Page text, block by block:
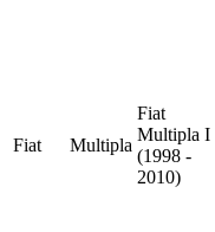
Fiat Multipla
Fiat
Multipla I
(1998 -
2010)